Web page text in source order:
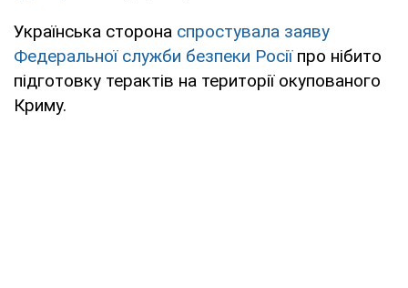
Українська сторона спростувала заяву
Федеральної служби безпеки Росіїпро нібито
підготовку терактів на території окупованого
Криму.